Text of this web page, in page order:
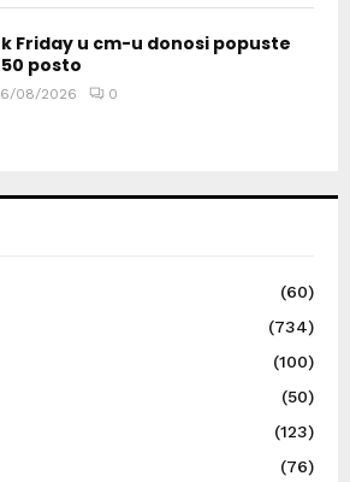
Friday u cm-u donosi popuste
posto
08/2026 0
(60)
(734)
(100)
(50)
(123)
(76)